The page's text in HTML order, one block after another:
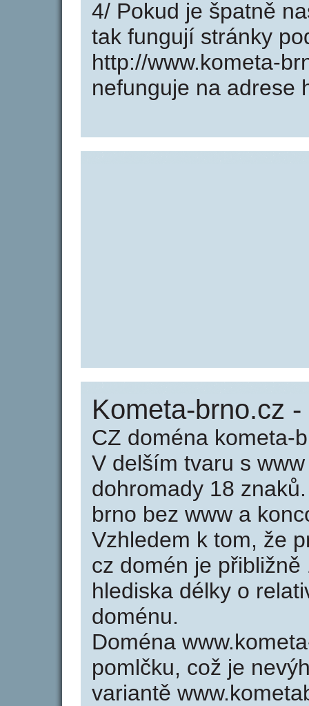
4/ Pokud je špatně
tak fungují stránky
http://www.kometa-
nefunguje na adrese
Kometa-brno.cz
CZ doména kometa-
V delším tvaru s
dohromady 18
brno bez www a
Vzhledem k tom, že
cz domén je
hlediska délky o
doménu.
Doména
pomlčku, což je
variantě